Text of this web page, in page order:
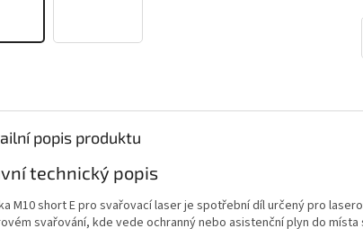
popis produktu
technický popis
M10 short E pro svařovací laser je spotřební díl určený pro
svařování, kde vede ochranný nebo asistenční plyn do